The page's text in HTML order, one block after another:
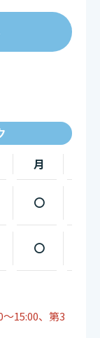
月
〇
〇
～15:00、第3